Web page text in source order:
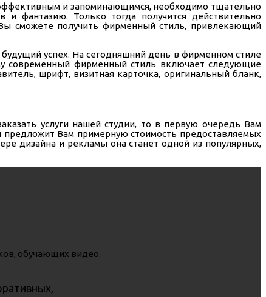
и запоминающимся, необходимо тщательно
и фантазию. Только тогда получится действительно
сможете получить фирменный стиль, привлекающий
успех. На сегодняшний день в фирменном стиле
современный фирменный стиль включает следующие
шрифт, визитная карточка, оригинальный бланк,
услуги нашей студии, то в первую очередь Вам
предложит Вам примерную стоимость предоставляемых
дизайна и рекламы она станет одной из популярных,